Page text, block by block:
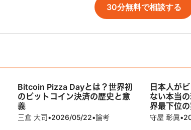
30分無料で相談する
Bitcoin Pizza Dayとは？世界初
のビットコイン決済の歴史と意
義
三倉 大司•2026/05/22•論考
日本人が
ない本当
界最下位
守屋 彰眞•